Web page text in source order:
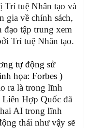
Trí tuệ Nhân tạo và
gia về chính sách,
đạo tập trung xem
Trí tuệ Nhân tạo.
tự động sử
họa: Forbes )
ra là trong lĩnh
Hợp Quốc đã
AI trong lĩnh
thái như vậy sẽ